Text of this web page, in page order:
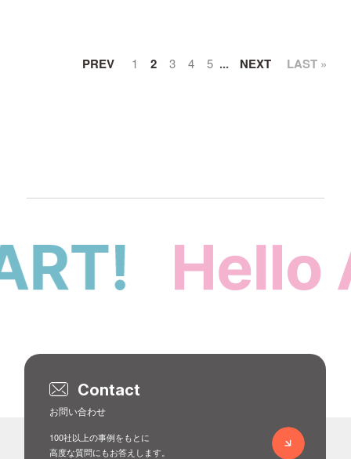
PREV 1 2 3 4 5 ... NEXT LAST »
Contact
お問い合わせ
100社以上の事例をもとに
高度な質問にもお答えします。